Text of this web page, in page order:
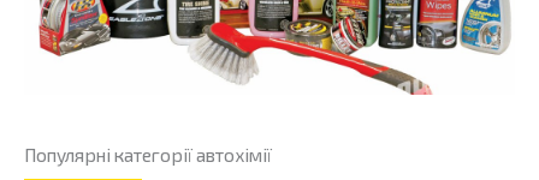
Популярні категорії автохімії